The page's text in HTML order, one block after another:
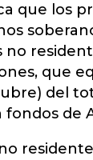
que los
no
que
del
fondos de